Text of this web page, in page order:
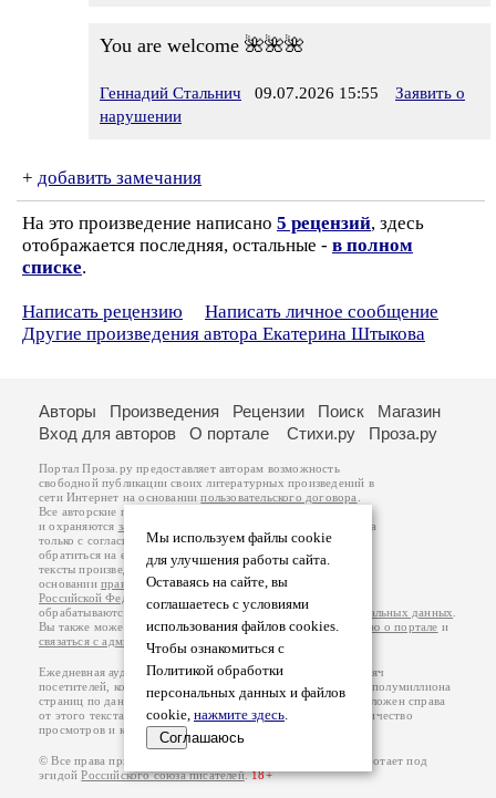
You are welcome 🌺🌺🌺
Геннадий Стальнич 09.07.2026 15:55
Заявить о
нарушении
+ добавить замечания
На это произведение написано 5 рецензий, здесь
отображается последняя, остальные - в полном
списке.
Написать рецензию
Написать личное сообщение
Другие произведения автора Екатерина Штыкова
Мы используем файлы cookie
для улучшения работы сайта.
Оставаясь на сайте, вы
соглашаетесь с условиями
использования файлов cookies.
Чтобы ознакомиться с
Политикой обработки
персональных данных и файлов
cookie, нажмите здесь.
Соглашаюсь
Авторы Произведения Рецензии Поиск
Магазин
Вход для авторов
О портале Стихи.ру Проза.ру
Портал Проза.ру предоставляет авторам возможность
свободной публикации своих литературных произведений в
сети Интернет на основаниипользовательского договора
Все авторские права на произведения принадлежат авторам
и охраняются законом
. Перепечатка произведений возможна
только с согласия его автора, к которому вы можете
обратиться на его авторской странице. Ответственность за
тексты произведений авторы несут самостоятельно на
основанииправил публикацииизаконодательства
Российской Федерации
обрабатываются на основанииПолитики обработки персональных данных
Вы также можете посмотреть более подробнуюинформацию о портале и
связаться с администрацией
Ежедневная аудитория портала Проза.ру – порядка 100 тысяч
посетителей, которые в общей сумме просматривают более полумиллиона
страниц по данным счетчика посещаемости, который расположен справа
от этого текста. В каждой графе указано по две цифры: количество
просмотров и количество посетителей.
© Все права принадлежат авторам, 2000-2026. Портал работает под
эгидойРоссийского союза писателей.18+